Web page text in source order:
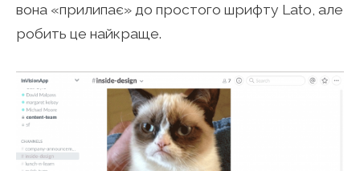
вона «прилипає» до простого шрифту Lato, але
робить це найкраще.